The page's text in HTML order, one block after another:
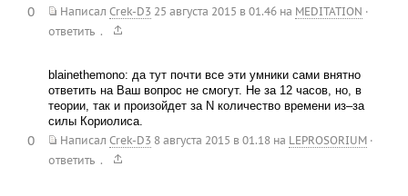
Написал Crek-D3 25 августа 2015 в 01.46на MEDITATION ·
ответить .
0
blainethemono: да тут почти все эти умники сами внятно
ответить на Ваш вопрос не смогут. Не за 12 часов, но, в
теории, так и произойдет за N количество времени из–за
силы Кориолиса.
Написал Crek-D3 8 августа 2015 в 01.18на LEPROSORIUM ·
ответить .
0